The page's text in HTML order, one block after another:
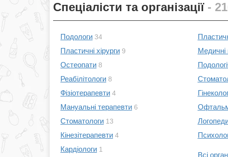
Спеціалісти та організації -
Подологи 34
Пластичні хірурги 9
Остеопати 8
Реабілітологи 8
Фізіотерапевти 4
Мануальні терапевти 6
Стоматологи 13
Кінезітерапевти 4
Кардіологи 1
Медичні
Всі